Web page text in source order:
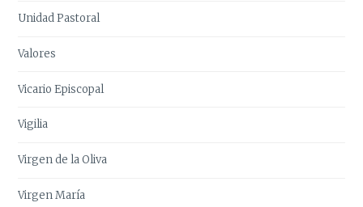
Unidad Pastoral
Valores
Vicario Episcopal
Vigilia
Virgen de la Oliva
Virgen María